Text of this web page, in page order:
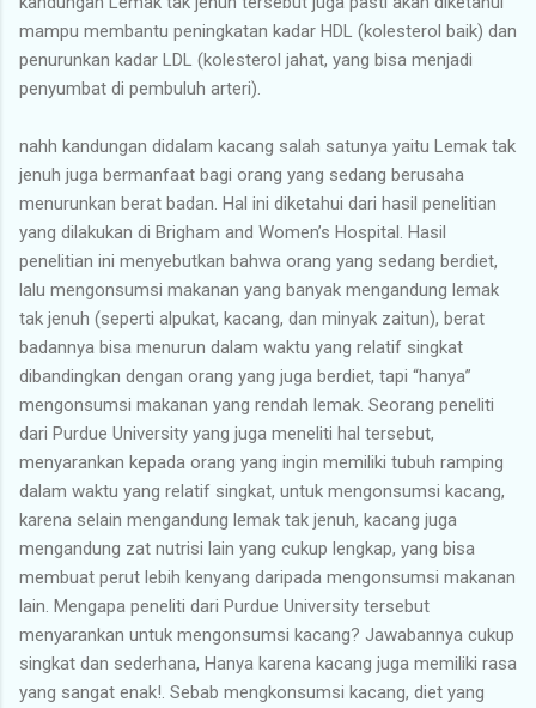
mampu membantu peningkatan kadar HDL (kolesterol baik) dan
penurunkan kadar LDL (kolesterol jahat, yang bisa menjadi
penyumbat di pembuluh arteri).
nahh kandungan didalam kacang salah satunya yaitu Lemak tak
jenuh juga bermanfaat bagi orang yang sedang berusaha
menurunkan berat badan. Hal ini diketahui dari hasil penelitian
yang dilakukan di Brigham and Women’s Hospital. Hasil
penelitian ini menyebutkan bahwa orang yang sedang berdiet,
lalu mengonsumsi makanan yang banyak mengandung lemak
tak jenuh (seperti alpukat, kacang, dan minyak zaitun), berat
badannya bisa menurun dalam waktu yang relatif singkat
dibandingkan dengan orang yang juga berdiet, tapi “hanya”
mengonsumsi makanan yang rendah lemak. Seorang peneliti
dari Purdue University yang juga meneliti hal tersebut,
menyarankan kepada orang yang ingin memiliki tubuh ramping
dalam waktu yang relatif singkat, untuk mengonsumsi kacang,
karena selain mengandung lemak tak jenuh, kacang juga
mengandung zat nutrisi lain yang cukup lengkap, yang bisa
membuat perut lebih kenyang daripada mengonsumsi makanan
lain. Mengapa peneliti dari Purdue University tersebut
menyarankan untuk mengonsumsi kacang? Jawabannya cukup
singkat dan sederhana, Hanya karena kacang juga memiliki rasa
yang sangat enak!. Sebab mengkonsumsi kacang, diet yang